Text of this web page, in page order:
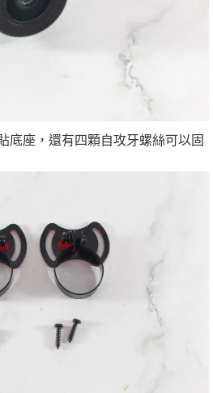
底座，還有四顆自攻牙螺絲可以固